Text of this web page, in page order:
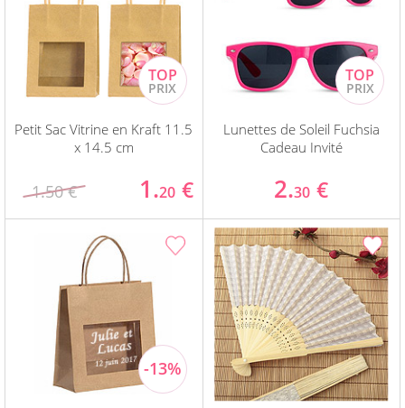
Petit Sac Vitrine en Kraft 11.5
x 14.5 cm
1.50 € 1.20 €
Lunettes de Soleil Fuchsia
Cadeau Invité
2.30 €